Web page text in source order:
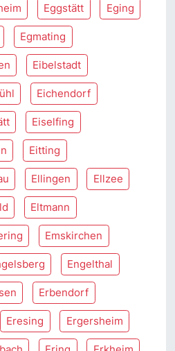
Eggstätt Eging
Egmating
Eibelstadt
Eichendorf
Eiselfing
Eitting
Ellingen Ellzee
Eltmann
Emskirchen
Engelthal
Erbendorf
Eresing Ergersheim